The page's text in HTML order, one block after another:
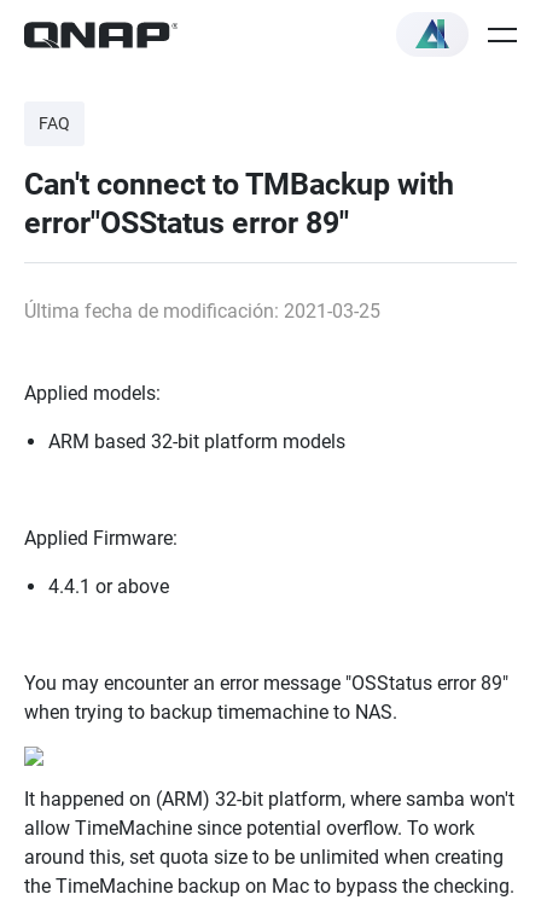
FAQ
Can't connect to TMBackup with
error"OSStatus error 89"
Última fecha de modificación: 2021-03-25
Applied models:
ARM based 32-bit platform models
Applied Firmware:
4.4.1 or above
You may encounter an error message "OSStatus error 89"
when trying to backup timemachine to NAS.
It happened on (ARM) 32-bit platform, where samba won't
allow TimeMachine since potential overflow. To work
around this, set quota size to be unlimited when creating
the TimeMachine backup on Mac to bypass the checking.